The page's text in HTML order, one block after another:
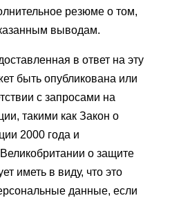
резюме о том,
выводам.
в ответ на эту
быть опубликована или
с запросами на
такими как Закон о
2000 года и
о защите
иметь в виду, что это
данные, если